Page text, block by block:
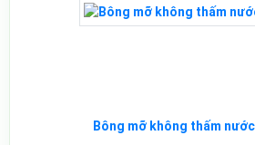
Bông mỡ không thấm